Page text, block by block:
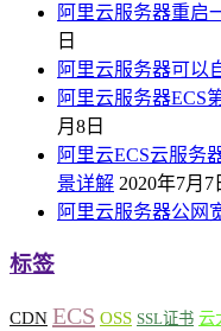
阿里云服务器重启
日
阿里云服务器可以
阿里云服务器ECS
月8日
阿里云ECS云服务
景详解 2020年7月7
阿里云服务器公网
标签
CDN ECS OSS SSL证书 云